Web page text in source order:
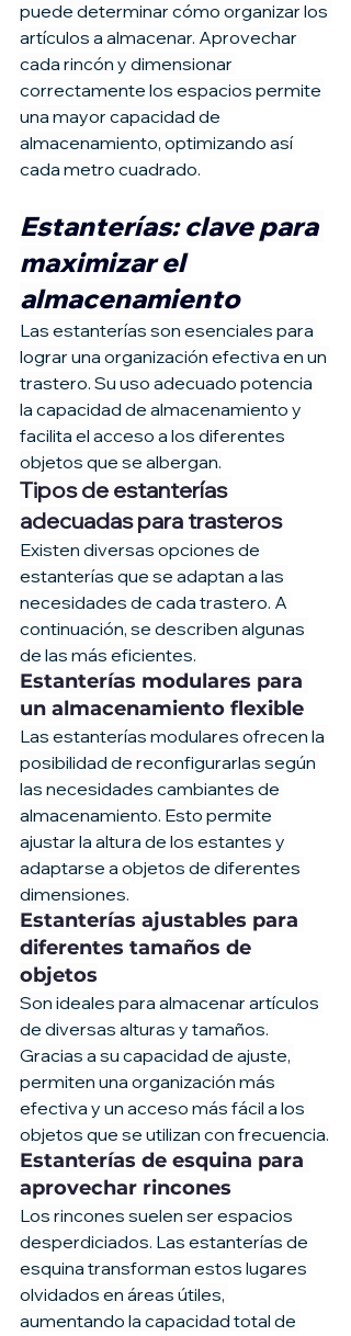
puede determinar cómo organizar los
artículos a almacenar. Aprovechar
cada rincón y dimensionar
correctamente los espacios permite
una mayor capacidad de
almacenamiento, optimizando así
cada metro cuadrado.
Estanterías: clave para
maximizar el
almacenamiento
Las estanterías son esenciales para
lograr una organización efectiva en un
trastero. Su uso adecuado potencia
la capacidad de almacenamiento y
facilita el acceso a los diferentes
objetos que se albergan.
Tipos de estanterías
adecuadas para trasteros
Existen diversas opciones de
estanterías que se adaptan a las
necesidades de cada trastero. A
continuación, se describen algunas
de las más eficientes.
Estanterías modulares para
un almacenamiento flexible
Las estanterías modulares ofrecen la
posibilidad de reconfigurarlas según
las necesidades cambiantes de
almacenamiento. Esto permite
ajustar la altura de los estantes y
adaptarse a objetos de diferentes
dimensiones.
Estanterías ajustables para
diferentes tamaños de
objetos
Son ideales para almacenar artículos
de diversas alturas y tamaños.
Gracias a su capacidad de ajuste,
permiten una organización más
efectiva y un acceso más fácil a los
objetos que se utilizan con frecuencia.
Estanterías de esquina para
aprovechar rincones
Los rincones suelen ser espacios
desperdiciados. Las estanterías de
esquina transforman estos lugares
olvidados en áreas útiles,
aumentando la capacidad total de